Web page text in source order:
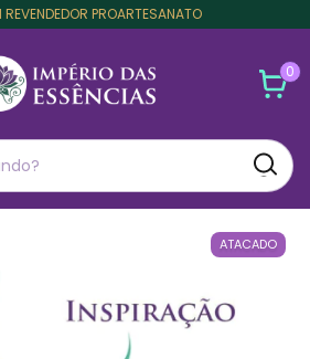
REVENDEDOR PROARTESANATO
0
ATACADO